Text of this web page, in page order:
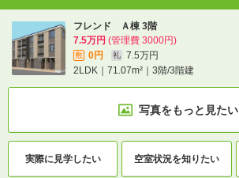
フレンド Ａ棟 3階
7.5万円 (管理費 3000円)
敷 0円 礼
7.5万円
2LDK｜71.07m²｜3階/3階建
写真をもっと見たい
実際に見学したい 空室状況を知りたい